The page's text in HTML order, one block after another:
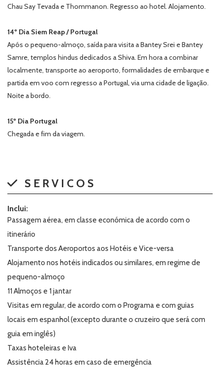
Chau Say Tevada e Thommanon. Regresso ao hotel. Alojamento.
14º Dia Siem Reap / Portugal
Após o pequeno-almoço, saída para visita a Bantey Srei e Bantey
Samre, templos hindus dedicados a Shiva. Em hora a combinar
localmente, transporte ao aeroporto, formalidades de embarque e
partida em voo com regresso a Portugal, via uma cidade de ligação.
Noite a bordo.
15º Dia Portugal
Chegada e fim da viagem.
SERVICOS
Inclui:
Passagem aérea, em classe económica de acordo com o
itinerário
Transporte dos Aeroportos aos Hotéis e Vice-versa
Alojamento nos hotéis indicados ou similares, em regime de
pequeno-almoço
11 Almoços e 1 jantar
Visitas em regular, de acordo com o Programa e com guias
locais em espanhol (excepto durante o cruzeiro que será com
guia em inglês)
Taxas hoteleiras e Iva
Assistência 24 horas em caso de emergência